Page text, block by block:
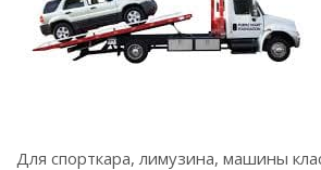
Для спорткара, лимузина, машины